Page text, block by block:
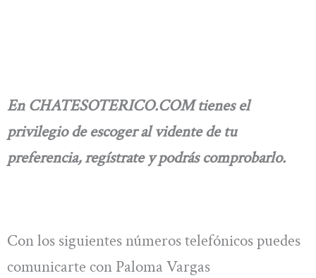
En CHATESOTERICO.COM tienes el
privilegio de escoger al vidente de tu
preferencia, regístrate y podrás comprobarlo.
Con los siguientes números telefónicos puedes
comunicarte con Paloma Vargas